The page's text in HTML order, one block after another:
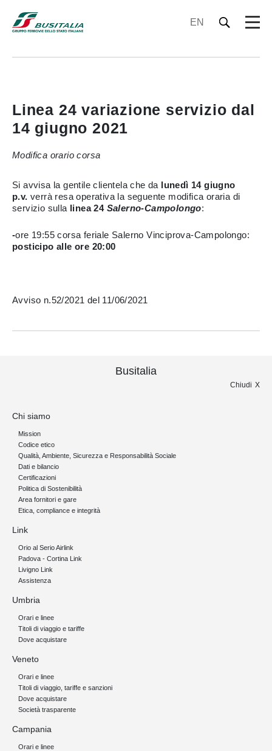
EN
Linea 24 variazione servizio dal
14 giugno 2021
Modifica orario corsa
Si avvisa la gentile clientela che da lunedì 14 giugno
p.v. verrà resa operativa la seguente modifica oraria di
servizio sulla linea 24 Salerno-Campolongo:
-ore 19:55 corsa feriale Salerno Vinciprova-Campolongo:
posticipo alle ore 20:00
Avviso n.52/2021 del 11/06/2021
Busitalia
Chiudi
Chi siamo
Mission
Codice etico
Qualità, Ambiente, Sicurezza e Responsabilità Sociale
Dati e bilancio
Certificazioni
Politica di Sostenibilità
Area fornitori e gare
Etica, compliance e integrità
Link
Orio al Serio Airlink
Padova - Cortina Link
Livigno Link
Assistenza
Umbria
Orari e linee
Titoli di viaggio e tariffe
Dove acquistare
Veneto
Orari e linee
Titoli di viaggio, tariffe e sanzioni
Dove acquistare
Società trasparente
Campania
Orari e linee